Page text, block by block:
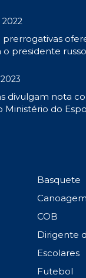
prerrogativas
o presidente russo
divulgam nota
Ministério do
Basquete
Canoagem
COB
Dirigente
Escolares
Futebol